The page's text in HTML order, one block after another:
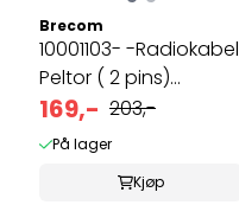
Brecom
10001103- -Radiokabel
Peltor ( 2 pins)
Brecom ...
169,- 203,-
På lager
Kjøp